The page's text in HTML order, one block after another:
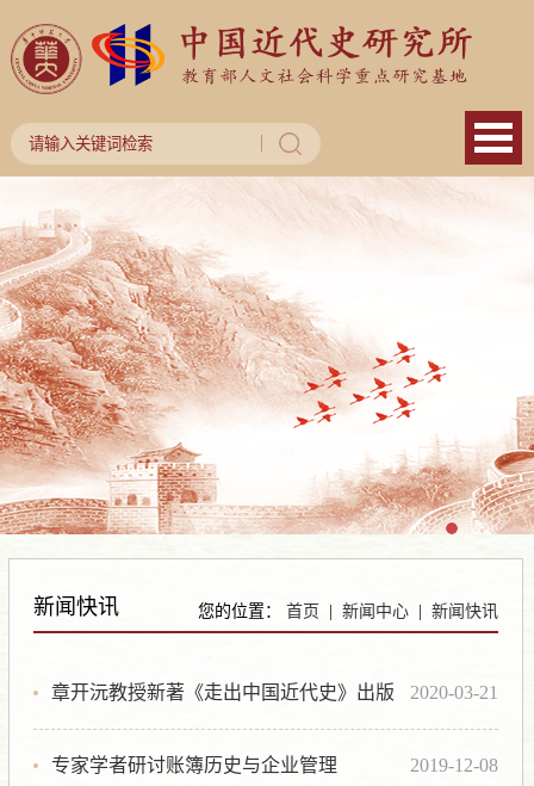
新闻快讯 您的位置：首页 |新闻中心 |新闻快讯
章开沅教授新著《走出中国近代史》出版 2020-03-21
专家学者研讨账簿历史与企业管理 2019-12-08